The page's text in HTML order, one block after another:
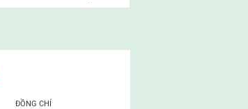
ĐỒNG CHÍ